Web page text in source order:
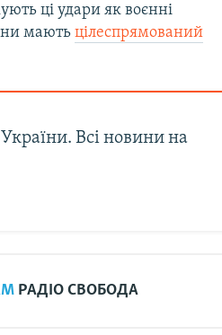
ці удари як воєнні
маютьцілеспрямований
України. Всі новини на
РАДІО СВОБОДА